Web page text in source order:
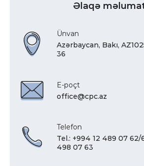
Əlaqə
Ünvan
Azərbaycan, Bakı,
36
E-poçt
office@cpc.az
Telefon
Tel.: +994 12 489 07 62/
498 07 63